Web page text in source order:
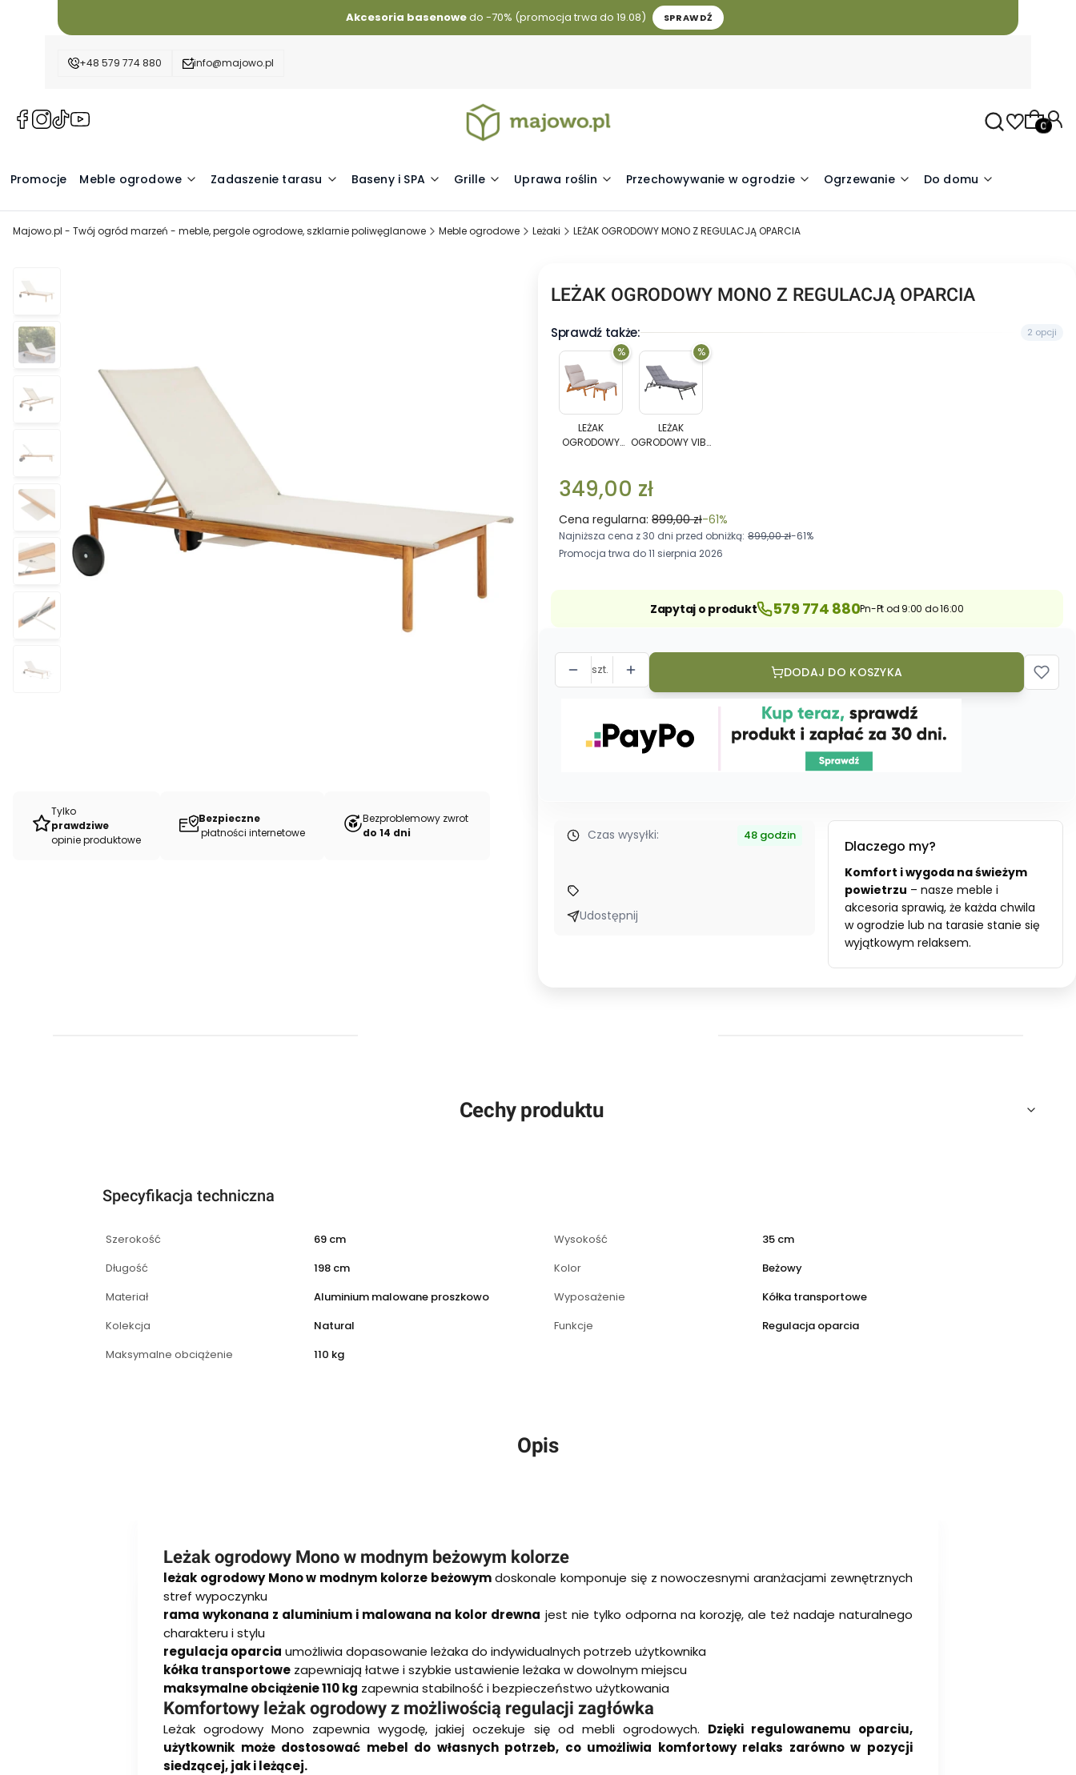
Akcesoria basenowedo -70% (promocja trwa do 19.08) SPRAWDŹ
+48 579 774 880 info@majowo.pl
(Otwiera
nowej
karcie)
(Otwiera
nowej
karcie)
(Otwiera
nowej
(Otwiera
nowej
karcie)
Promocje Meble ogrodowe Zadaszenie tarasu Baseny i SPA Grille Uprawa roślin Przechowywanie w ogrodzie Ogrzewanie Do domu
Majowo.pl - Twój ogród marzeń - meble, pergole ogrodowe, szklarnie poliwęglanowe Meble ogrodowe Leżaki LEŻAK OGRODOWY MONO Z REGULACJĄ OPARCIA
Tylko
prawdziwe
opinie produktowe
Bezpieczne
płatności internetowe
Bezproblemowy zwrot
do 14 dni
LEŻAK OGRODOWY MONO Z REGULACJĄ OPARCIA
Sprawdź także: 2 opcji
LEŻAK
OGRODOWY
KALEM
Z
%
LEŻAK
OGRODOWY
LEŻAK
OGRODOWY
VIBE
Z
5
POZIOMACH
%
LEŻAK
OGRODOWY VIBE
POZIOMACH
349,00 zł
Cena regularna: 899,00 zł-61%
Najniższa cena z 30 dni przed obniżką: 899,00 zł-61%
Promocja trwa do 11 sierpnia 2026
Zapytaj o produkt 579 774 880Pn-Pt od 9:00 do 16:00
szt. DODAJ DO KOSZYKA
Czas wysyłki: 48 godzin
Udostępnij
Dlaczego my?
Komfort i wygoda na świeżym
powietrzu – nasze meble i
akcesoria sprawią, że każda chwila
w ogrodzie lub na tarasie stanie się
wyjątkowym relaksem.
Cechy produktu
Specyfikacja techniczna
Szerokość 69 cm Wysokość
35 cm
Długość
198 cm Kolor
Beżowy
Materiał
Aluminium malowane proszkowo Wyposażenie
Kółka transportowe
Kolekcja
Natural Funkcje
Regulacja oparcia
Maksymalne obciążenie
110 kg
Opis
Leżak ogrodowy Mono w modnym beżowym kolorze
leżak ogrodowy Mono w modnym kolorze beżowymdoskonale komponuje się z nowoczesnymi aranżacjami zewnętrznych
stref wypoczynku
rama wykonana z aluminium i malowana na kolor drewna jest nie tylko odporna na korozję, ale też nadaje naturalnego
charakteru i stylu
regulacja oparcia umożliwia dopasowanie leżaka do indywidualnych potrzeb użytkownika
kółka transportowe zapewniają łatwe i szybkie ustawienie leżaka w dowolnym miejscu
maksymalne obciążenie 110 kg zapewnia stabilność i bezpieczeństwo użytkowania
Komfortowy leżak ogrodowy z możliwością regulacji zagłówka
Leżak ogrodowy Mono zapewnia wygodę, jakiej oczekuje się od mebli ogrodowych. Dzięki regulowanemu oparciu,
użytkownik może dostosować mebel do własnych potrzeb, co umożliwia komfortowy relaks zarówno w pozycji
siedzącej, jak i leżącej.